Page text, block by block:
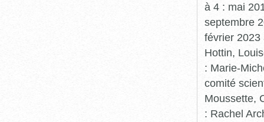
à 4 : mai
septembre
février 2023
Hottin,
: Marie-
comité
Moussette,
: Rachel